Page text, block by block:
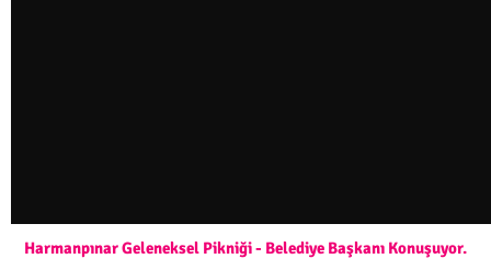
Harmanpınar Geleneksel Pikniği - Belediye Başkanı Konuşuyor.